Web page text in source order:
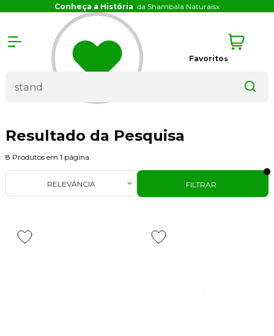
Conheça a História da Shambala Naturaisx
Favoritos
Resultado da Pesquisa
8 Produtos em 1 página
FILTRAR
RELEVÂNCIA